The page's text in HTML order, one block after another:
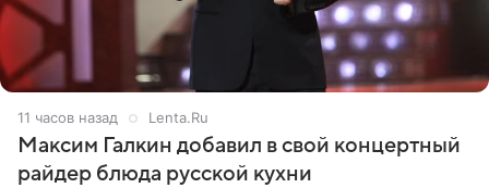
11 часов назад Lenta.Ru
Максим Галкин добавил в свой концертный
райдер блюда русской кухни